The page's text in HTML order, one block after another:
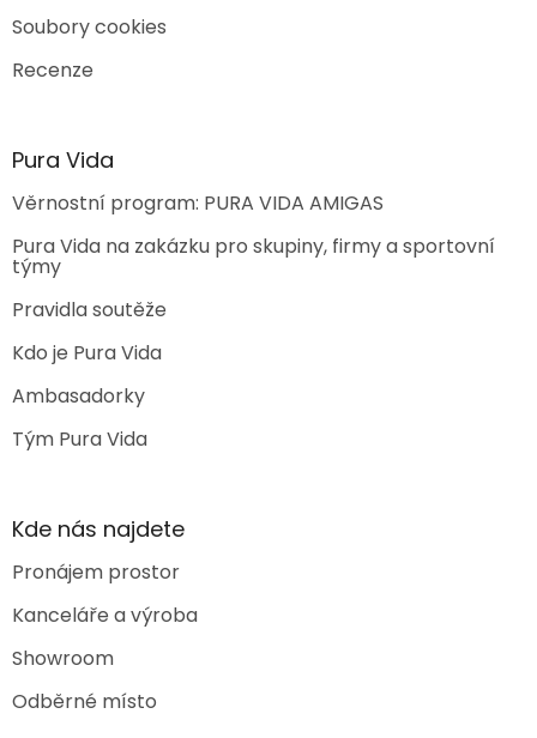
Soubory cookies
Recenze
Pura Vida
Věrnostní program: PURA VIDA AMIGAS
Pura Vida na zakázku pro skupiny, firmy a sportovní
týmy
Pravidla soutěže
Kdo je Pura Vida
Ambasadorky
Tým Pura Vida
Kde nás najdete
Pronájem prostor
Kanceláře a výroba
Showroom
Odběrné místo